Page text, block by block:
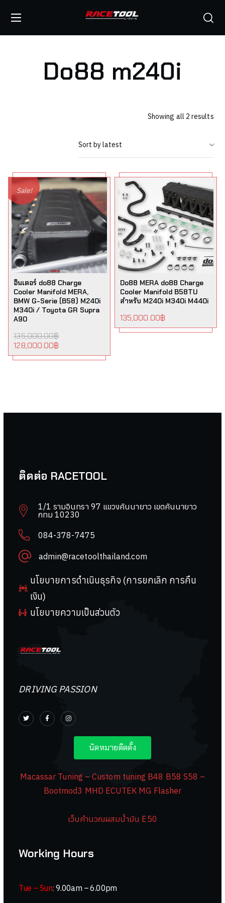
Do88 m240i
Showing all 2 results
Sale!
อินเตอร์ do88 Charge
Cooler Manifold MERA,
BMW G-Serie (B58) M240i
M340i / Toyota GR Supra
A90
135,000.00฿
128,000.00฿
Do88 MERA do88 Charge
Cooler Manifold B58TU
สำหรับ M240i M340i M440i
135,000.00฿
ติดต่อ RACETOOL
1/1 รามอินทรา 97 แขวงคันนายาว เขตคันนายาว
กทม 10230
084-378-7475
admin@racetoolthailand.com
นโยบายการดำเนินธุรกิจ (การยกเลิก การคืน
เงิน)
นโยบายความเป็นส่วนตัว
DRIVING PASSION
นัดหมายติดตั้ง
Macassar Tuning – Custom tuning B48 B58 S58 –
Bootmod3 MHD ECUTEK MG Flasher
เว็บคำนวณผสมน้ำมัน E50
Working Hours
Tue – Sun: 9.00am – 6.00pm